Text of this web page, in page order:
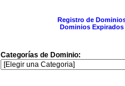
Registro de
Dominios Expirados
Categorías de Dominio: